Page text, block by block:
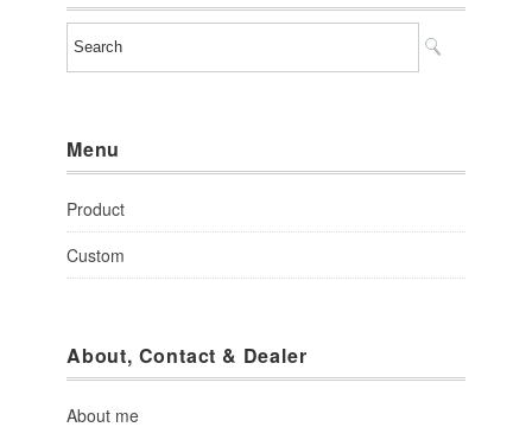
Menu
Product
Custom
About, Contact & Dealer
About me